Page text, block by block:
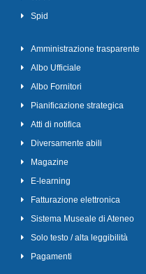
Spid
Amministrazione trasparente
Albo Ufficiale
Albo Fornitori
Pianificazione strategica
Atti di notifica
Diversamente abili
Magazine
E-learning
Fatturazione elettronica
Sistema Museale di Ateneo
Solo testo / alta leggibilità
Pagamenti